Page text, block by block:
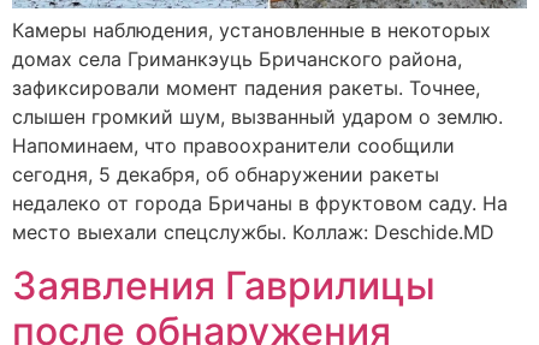
Камеры наблюдения, установленные в некоторых
домах села Гриманкэуць Бричанского района,
зафиксировали момент падения ракеты. Точнее,
слышен громкий шум, вызванный ударом о землю.
Напоминаем, что правоохранители сообщили
сегодня, 5 декабря, об обнаружении ракеты
недалеко от города Бричаны в фруктовом саду. На
место выехали спецслужбы. Коллаж: Deschide.MD
Заявления Гаврилицы
после обнаружения